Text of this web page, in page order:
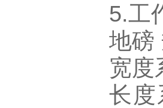
5.工
地磅
宽度
长度